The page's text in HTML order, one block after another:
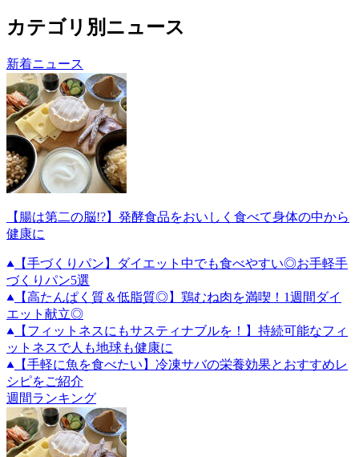
カテゴリ別ニュース
新着ニュース
【腸は第二の脳!?】発酵食品をおいしく食べて身体の中から
健康に
【手づくりパン】ダイエット中でも食べやすい◎お手軽手
づくりパン5選
【高たんぱく質＆低脂質◎】鶏むね肉を満喫！1週間ダイ
エット献立◎
【フィットネスにもサスティナブルを！】持続可能なフィ
ットネスで人も地球も健康に
【手軽に魚を食べたい】冷凍サバの栄養効果とおすすめレ
シピをご紹介
週間ランキング